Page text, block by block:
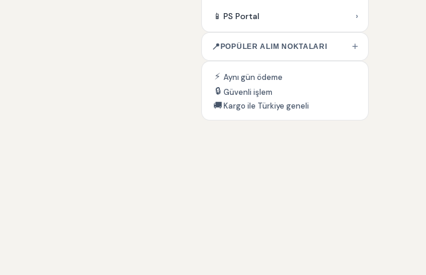
📱 PS Portal ›
📍 POPÜLER ALIM NOKTALARI +
⚡ Aynı gün ödeme
🔒 Güvenli işlem
🚚Kargo ile Türkiye geneli